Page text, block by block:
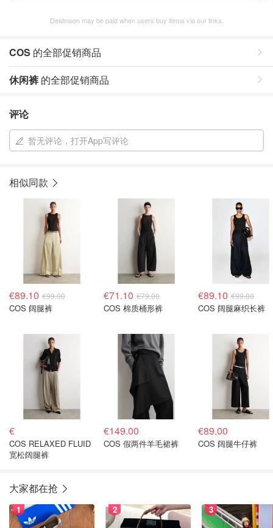
Dealmoon may be paid when users buy items via our links.
COS 的全部促销商品
休闲裤 的全部促销商品
评论
暂无评论，打开App写评论
相似同款
€89.10 €99.00
COS 阔腿裤
€71.10 €79.00
COS 棉质桶形裤
€89.10 €99.00
COS 阔腿麻织长裤
€
COS RELAXED FLUID
宽松阔腿裤
€149.00
COS 假两件羊毛裙裤
€89.00
COS 阔腿牛仔裤
大家都在抢
1 2 3